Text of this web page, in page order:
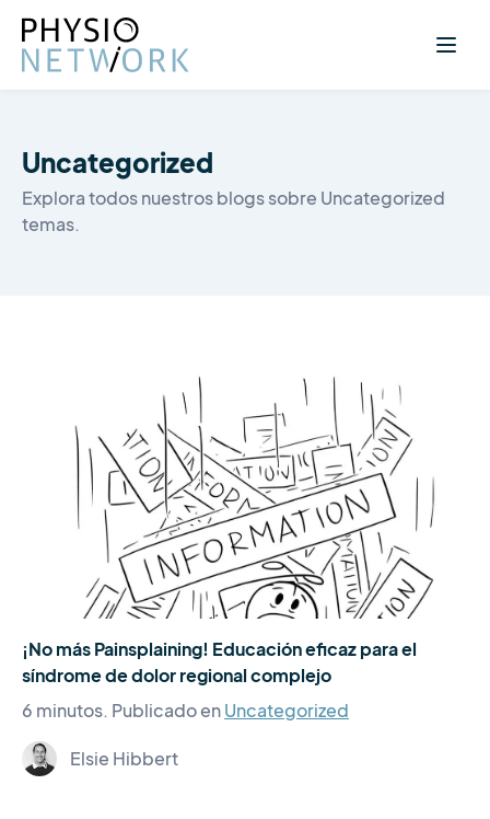
Uncategorized
Explora todos nuestros blogs sobre Uncategorized
temas.
¡No más Painsplaining! Educación eficaz para el
síndrome de dolor regional complejo
6 minutos. Publicado enUncategorized
Elsie Hibbert